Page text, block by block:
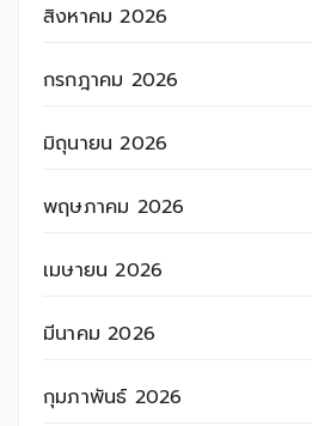
สิงหาคม 2026
กรกฎาคม 2026
มิถุนายน 2026
พฤษภาคม 2026
เมษายน 2026
มีนาคม 2026
กุมภาพันธ์ 2026